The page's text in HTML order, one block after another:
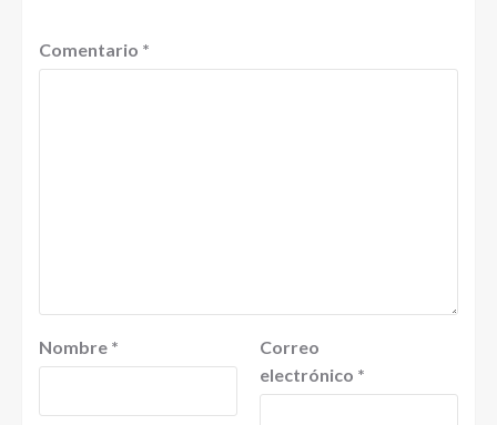
Comentario *
Nombre *
Correo
electrónico *